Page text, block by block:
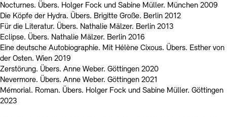
Nocturnes. Übers. Holger Fock und Sabine Müller. München 2009
Die Köpfe der Hydra. Übers. Brigitte Große. Berlin 2012
Für die Literatur. Übers. Nathalie Mälzer. Berlin 2013
Eclipse. Übers. Nathalie Mälzer. Berlin 2016
Eine deutsche Autobiographie. Mit Hélène Cixous. Übers. Esther von
der Osten. Wien 2019
Zerstörung. Übers. Anne Weber. Göttingen 2020
Nevermore. Übers. Anne Weber. Göttingen 2021
Mémorial. Roman. Übers. Holger Fock und Sabine Müller. Göttingen
2023